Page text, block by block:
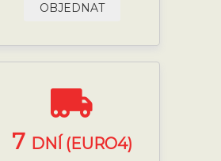
OBJEDNAT
7 DNÍ (EURO4)